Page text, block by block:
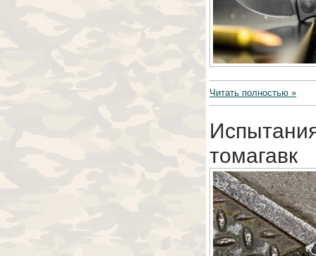
Читать полностью »
томагавк